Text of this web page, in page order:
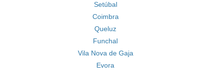
Setúbal
Coimbra
Queluz
Funchal
Vila Nova de Gaja
Evora